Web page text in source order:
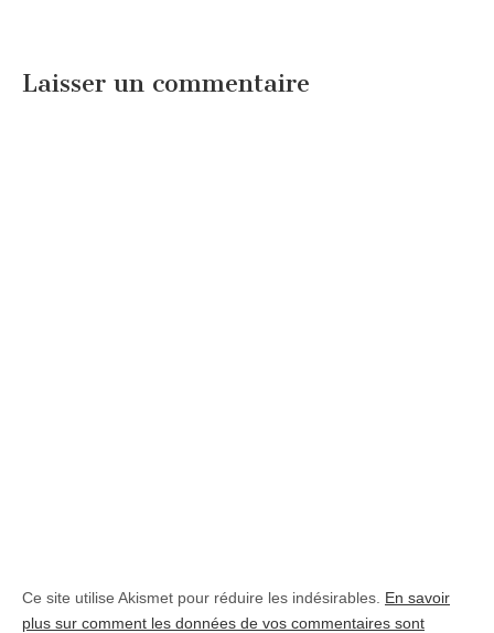
Laisser un commentaire
Ce site utilise Akismet pour réduire les indésirables. En savoir
plus sur comment les données de vos commentaires sont